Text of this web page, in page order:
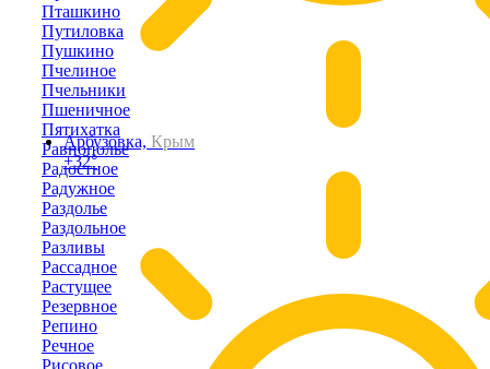
Арбузовка, Крым
+32°
Пташкино
Путиловка
Пушкино
Пчелиное
Пчельники
Пшеничное
Пятихатка
Равнополье
Радостное
Радужное
Раздолье
Раздольное
Разливы
Рассадное
Растущее
Резервное
Репино
Речное
Рисовое